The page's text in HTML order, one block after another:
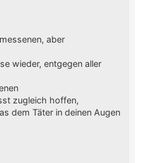
aber
wieder, entgegen aller
zugleich hoffen,
dem Täter in deinen Augen